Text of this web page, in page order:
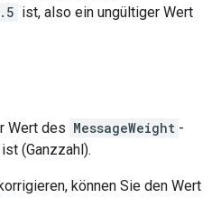
ist, also ein ungültiger Wert
Wert des MessageWeight -
(Ganzzahl).
können Sie den Wert